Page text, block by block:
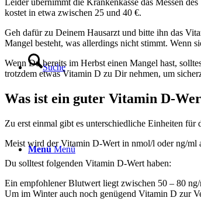
Suche
Menü Menü
Leider übernimmt die Krankenkasse das Messen
kostet in etwa zwischen 25 und 40 €.
Geh dafür zu Deinem Hausarzt und bitte ihn das
Mangel besteht, was allerdings nicht stimmt. Wenn
Wenn Du bereits im Herbst einen Mangel hast,
trotzdem etwas Vitamin D zu Dir nehmen, um
Was ist ein guter Vitamin D-
Zu erst einmal gibt es unterschiedliche Einheiten
Meist wird der Vitamin D-Wert in nmol/l oder ng/ml
Du solltest folgenden Vitamin D-Wert haben:
Ein empfohlener Blutwert liegt zwischen 50 – 80
Um im Winter auch noch genügend Vitamin D zur